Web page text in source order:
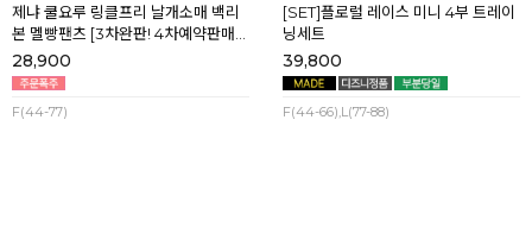
제냐 쿨요루 링클프리 날개소매 백리
본 멜빵팬츠 [3차완판! 4차예약판매]
[네이비] 8월셋째주 순차배송
28,900
F(44-77)
[SET]플로럴 레이스 미니 4부 트레이
닝세트
39,800
F(44-66),L(77-88)